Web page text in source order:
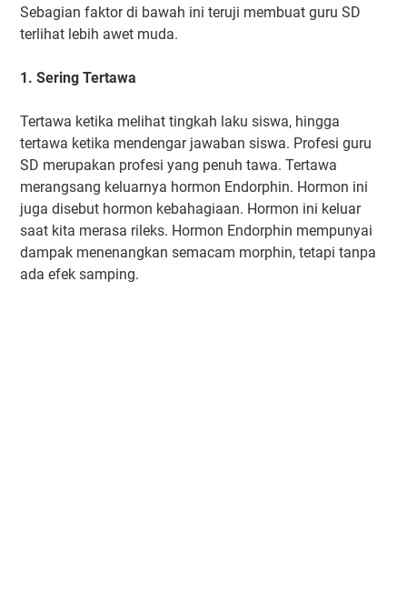
Sebagian faktor di bawah ini teruji membuat guru SD
terlihat lebih awet muda.
1. Sering Tertawa
Tertawa ketika melihat tingkah laku siswa, hingga
tertawa ketika mendengar jawaban siswa. Profesi guru
SD merupakan profesi yang penuh tawa. Tertawa
merangsang keluarnya hormon Endorphin. Hormon ini
juga disebut hormon kebahagiaan. Hormon ini keluar
saat kita merasa rileks. Hormon Endorphin mempunyai
dampak menenangkan semacam morphin, tetapi tanpa
ada efek samping.